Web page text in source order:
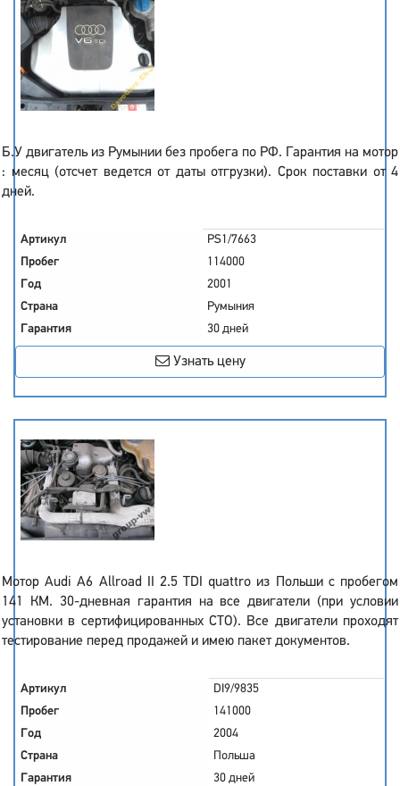
Б.У двигатель из Румынии без пробега по РФ. Гарантия на мотор
: месяц (отсчет ведется от даты отгрузки). Срок поставки от 4
дней.
Артикул
PS1/7663
Пробег
114000
Год
2001
Страна
Румыния
Гарантия
30 дней
Узнать цену
Мотор Audi A6 Allroad II 2.5 TDI quattro из Польши с пробегом
141 КМ. 30-дневная гарантия на все двигатели (при условии
установки в сертифицированных СТО). Все двигатели проходят
тестирование перед продажей и имею пакет документов.
Артикул
DI9/9835
Пробег
141000
Год
2004
Страна
Польша
Гарантия
30 дней